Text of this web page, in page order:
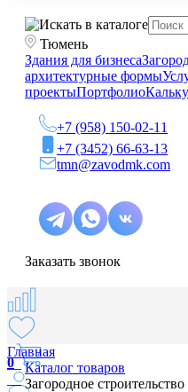
Тюмень
Здания для бизнеса
архитектурные формы
проектыПортфолио
+7 (958) 150-02-11
+7 (3452) 66-63-13
tmn@zavodmk.com
Заказать звонок
0
Главная
—Каталог товаров
—Загородное строительство